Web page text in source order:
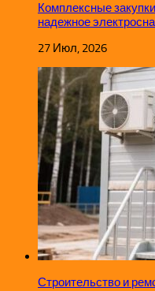
Комплексные
надежное
27 Июл, 2026
Строительство и